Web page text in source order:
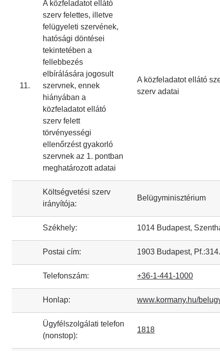
11.
A közfeladatot ellátó
szerv felettes, illetve
felügyeleti szervének,
hatósági döntései
tekintetében a
fellebbezés
elbírálására jogosult
szervnek, ennek
hiányában a
közfeladatot ellátó
szerv felett
törvényességi
ellenőrzést gyakorló
szervnek az 1. pontban
meghatározott adatai
A közfeladatot ellátó
szerv adatai
Költségvetési szerv
irányítója:
Belügyminisztérium
Székhely: 1014 Budapest,
Postai cím: 1903 Budapest, Pf.:314.
Telefonszám: +36-1-441-1000
Honlap: www.kormany.hu/
Ügyfélszolgálati telefon
(nonstop):
1818